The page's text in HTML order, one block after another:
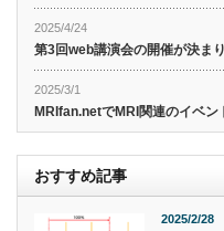
2025/4/24
第3回web講演会の開催が決ま
2025/3/1
MRIfan.netでMRI関連のイベン
おすすめ記事
2025/2/28